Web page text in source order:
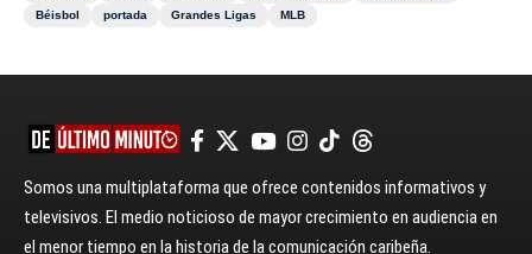
Béisbol
portada Grandes Ligas MLB
Somos una multiplataforma que ofrece contenidos informativos y
televisivos. El medio noticioso de mayor crecimiento en audiencia en
el menor tiempo en la historia de la comunicación caribeña.